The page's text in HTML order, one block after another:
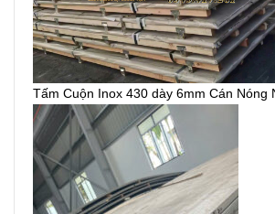
Tấm Cuộn Inox 430 dày 6mm Cán Nóng